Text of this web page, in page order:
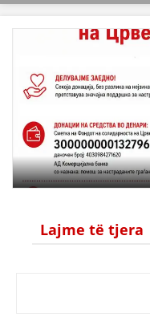
MATERIAL
Lajme të tjera